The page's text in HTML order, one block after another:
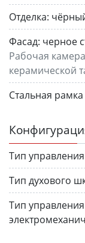
Отделка:
Фасад: черное
Рабочая
керамической
Стальная
Тип
Тип духового
Тип